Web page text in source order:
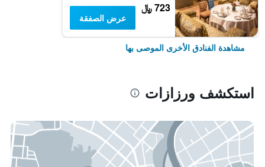
723 ﷼
عرض الصفقة
مشاهدة الفنادق الأخرى الموصى بها
استكشف ورزازات